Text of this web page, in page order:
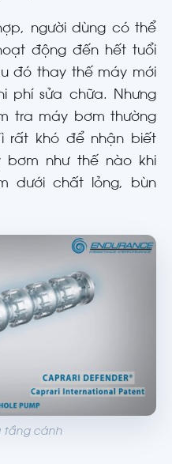
người dùng có thể
động đến hết tuổi
đó thay thế máy mới
phí sửa chữa. Nhưng
tra máy bơm thường
rất khó để nhận biết
bơm như thế nào khi
dưới chất lỏng, bùn
tầng cánh